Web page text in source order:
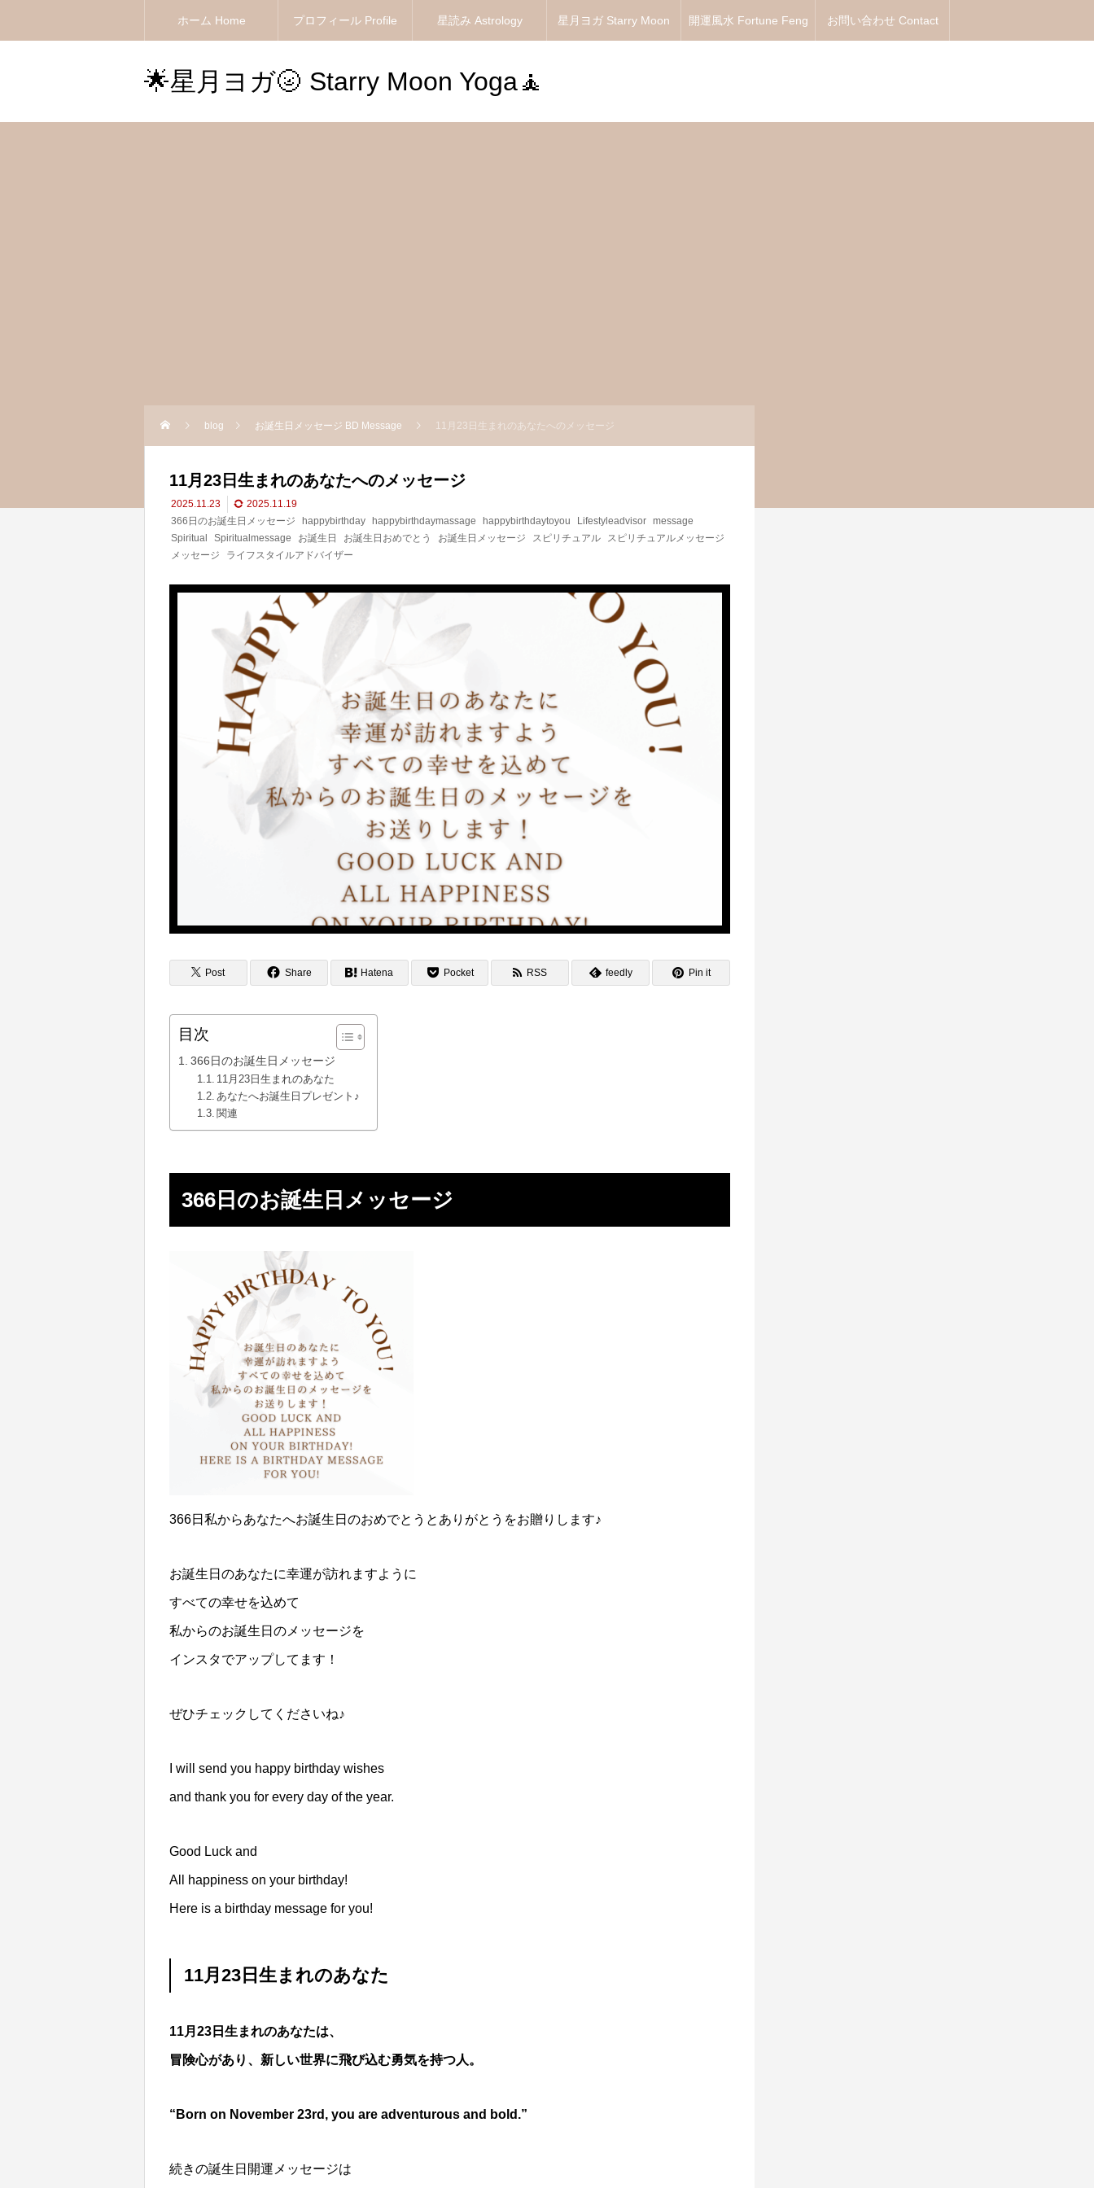
ホーム Home プロフィール Profile 星読み Astrology 星月ヨガ Starry Moon 開運風水 Fortune Feng お問い合わせ Contact
🌟星月ヨガ🌝 Starry Moon Yoga🧘
blog お誕生日メッセージ BD Message 11月23日生まれのあなたへのメッセージ
11月23日生まれのあなたへのメッセージ
2025.11.23
2025.11.19
366日のお誕生日メッセージ
happybirthday happybirthdaymassage happybirthdaytoyou Lifestyleadvisor message
Spiritual
Spiritualmessage お誕生日 お誕生日おめでとう お誕生日メッセージ スピリチュアル
スピリチュアルメッセージ
メッセージ
ライフスタイルアドバイザー
Post Share Hatena Pocket RSS feedly Pin it
目次
366日のお誕生日メッセージ
11月23日生まれのあなた
あなたへお誕生日プレゼント♪
関連
366日のお誕生日メッセージ
366日私からあなたへお誕生日のおめでとうとありがとうをお贈りします♪
お誕生日のあなたに幸運が訪れますように
すべての幸せを込めて
私からのお誕生日のメッセージを
インスタでアップしてます！
ぜひチェックしてくださいね♪
I will send you happy birthday wishes
and thank you for every day of the year.
Good Luck and
All happiness on your birthday!
Here is a birthday message for you!
11月23日生まれのあなた
11月23日生まれのあなたは、
冒険心があり、新しい世界に飛び込む勇気を持つ人。
“Born on November 23rd, you are adventurous and bold.”
続きの誕生日開運メッセージは